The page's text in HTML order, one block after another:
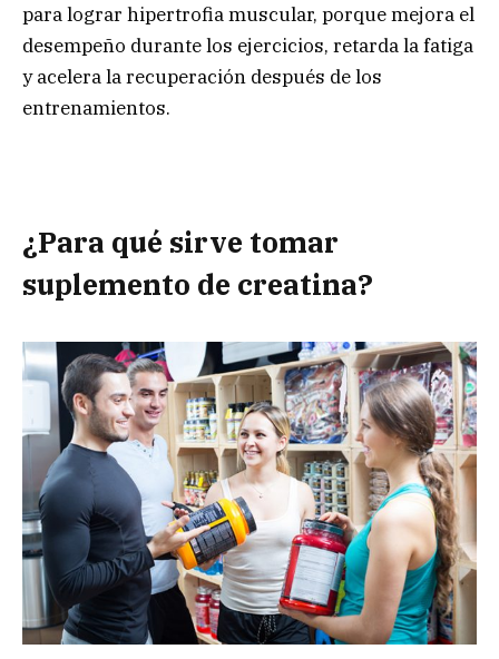
para lograr hipertrofia muscular, porque mejora el
desempeño durante los ejercicios, retarda la fatiga
y acelera la recuperación después de los
entrenamientos.
¿Para qué sirve tomar
suplemento de creatina?